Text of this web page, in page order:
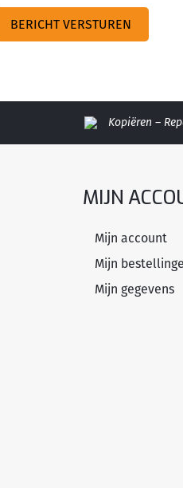
Kopiëren –
MIJN
Mijn account
Mijn
Mijn gegevens